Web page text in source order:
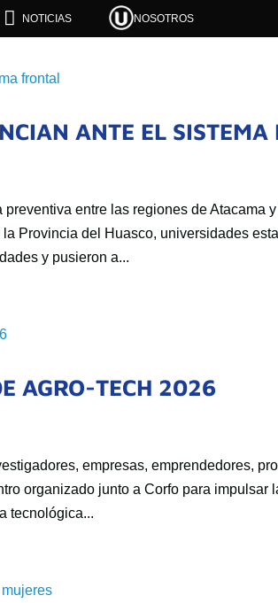
 NOTICIAS NOSOTROS
ANTE EL SISTEMA
entre las regiones de Atacama
Provincia del Huasco, universidades
y pusieron a...
AGRO-TECH 2026
empresas, emprendedores,
organizado junto a Corfo para impulsar
tecnológica...